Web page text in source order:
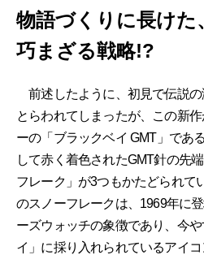
物語づくりに長けた
巧まざる戦略!?
前述したように、初見で伝説
とらわれてしまったが、この新
ーの「ブラックベイ GMT」であ
して赤く着色されたGMT針の先
フレーク」が3つもかたどられて
のスノーフレークは、1969年に
ーズウォッチの象徴であり、今
イ」に採り入れられているアイ